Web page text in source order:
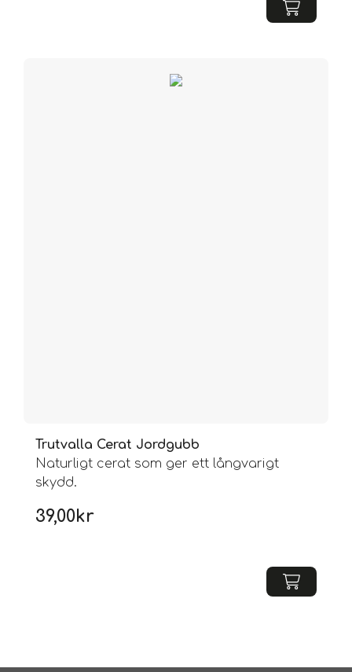
Trutvalla Cerat Jordgubb
Naturligt cerat som ger ett långvarigt
skydd.
39,00kr